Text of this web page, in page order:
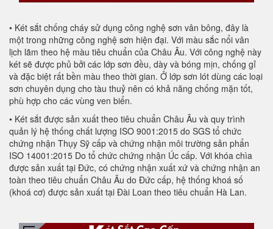
• Két sắt chống cháy sử dụng công nghệ sơn vân bông, đây là
một trong những công nghệ sơn hiện đại. Với màu sắc nổi vân
lịch lãm theo hệ màu tiêu chuẩn của Châu Âu. Với công nghệ này
két sẽ được phủ bởi các lớp sơn đều, dày và bóng mịn, chống gỉ
và đặc biệt rất bền màu theo thời gian. Ở lớp sơn lót dùng các loại
sơn chuyên dụng cho tàu thuỷ nên có khả năng chống mặn tốt,
phù hợp cho các vùng ven biển.
• Két sắt được sản xuất theo tiêu chuẩn Châu Âu và quy trình
quản lý hệ thống chất lượng ISO 9001:2015 do SGS tổ chức
chứng nhận Thụy Sỹ cấp và chứng nhận môi trường sản phẩn
ISO 14001:2015 Do tổ chức chứng nhận Úc cấp. Với khóa chìa
được sản xuất tại Đức, có chứng nhận xuất xứ và chứng nhận an
toàn theo tiêu chuẩn Châu Âu do Đức cấp, hệ thống khoá số
(khoá cơ) được sản xuất tại Đài Loan theo tiêu chuẩn Hà Lan.